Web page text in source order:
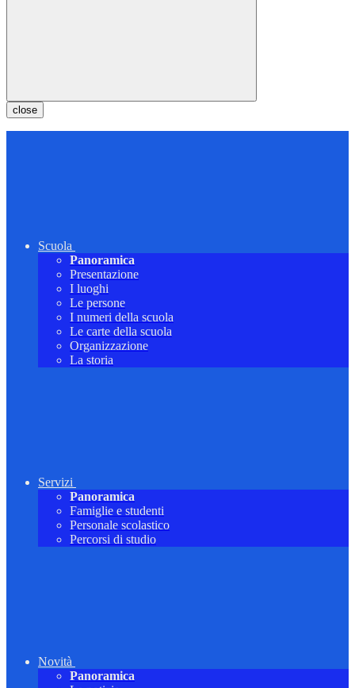
close
Scuola
Panoramica
Presentazione
I luoghi
Le persone
I numeri della scuola
Le carte della scuola
Organizzazione
La storia
Servizi
Panoramica
Famiglie e studenti
Personale scolastico
Percorsi di studio
Novità
Panoramica